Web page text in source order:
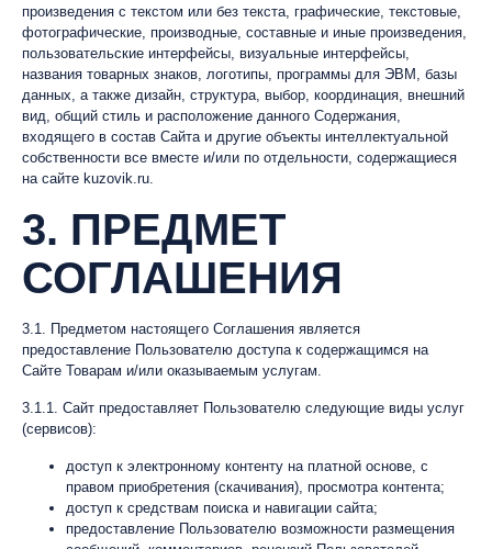
произведения с текстом или без текста, графические, текстовые,
фотографические, производные, составные и иные произведения,
пользовательские интерфейсы, визуальные интерфейсы,
названия товарных знаков, логотипы, программы для ЭВМ, базы
данных, а также дизайн, структура, выбор, координация, внешний
вид, общий стиль и расположение данного Содержания,
входящего в состав Сайта и другие объекты интеллектуальной
собственности все вместе и/или по отдельности, содержащиеся
на сайте kuzovik.ru.
3. ПРЕДМЕТ
СОГЛАШЕНИЯ
3.1. Предметом настоящего Соглашения является
предоставление Пользователю доступа к содержащимся на
Сайте Товарам и/или оказываемым услугам.
3.1.1. Сайт предоставляет Пользователю следующие виды услуг
(сервисов):
доступ к электронному контенту на платной основе, с
правом приобретения (скачивания), просмотра контента;
доступ к средствам поиска и навигации сайта;
предоставление Пользователю возможности размещения